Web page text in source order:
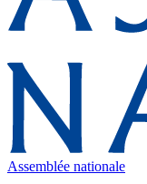
Assemblée nationale